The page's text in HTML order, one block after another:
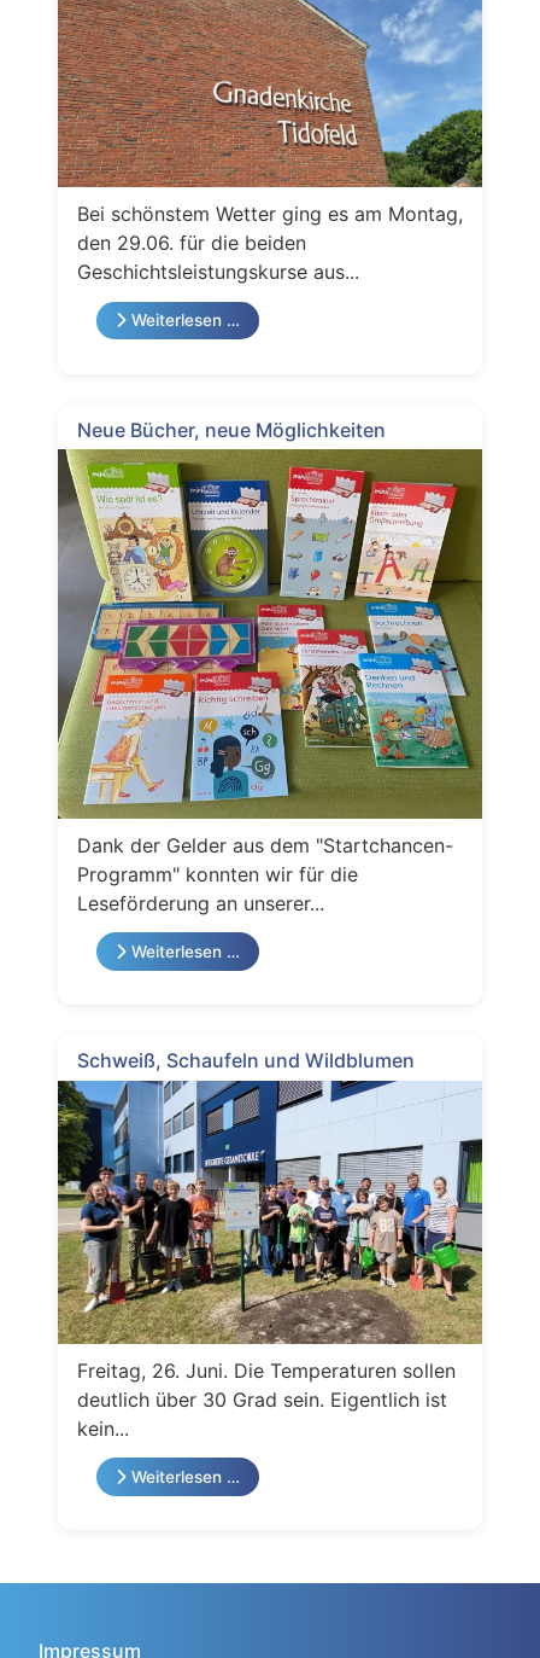
Bei schönstem Wetter ging es am Montag,
den 29.06. für die beiden
Geschichtsleistungskurse aus...
Weiterlesen …
Neue Bücher, neue Möglichkeiten
Dank der Gelder aus dem "Startchancen-
Programm" konnten wir für die
Leseförderung an unserer...
Weiterlesen …
Schweiß, Schaufeln und Wildblumen
Freitag, 26. Juni. Die Temperaturen sollen
deutlich über 30 Grad sein. Eigentlich ist
kein...
Weiterlesen …
Impressum